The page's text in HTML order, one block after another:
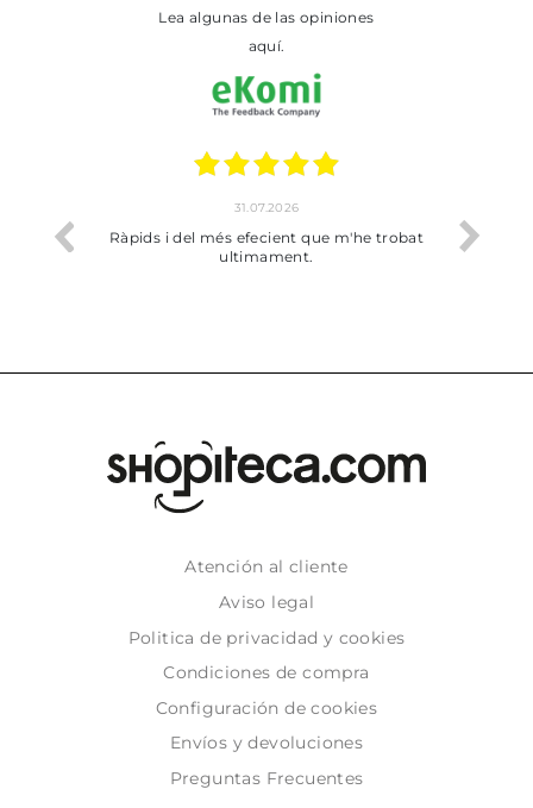
Lea algunas de las opiniones
aquí.
i del més efecient que m'he trobat
Bien pero soy de
dejado recoger
Atención al cliente
Aviso legal
Politica de privacidad y cookies
Condiciones de compra
Configuración de cookies
Envíos y devoluciones
Preguntas Frecuentes